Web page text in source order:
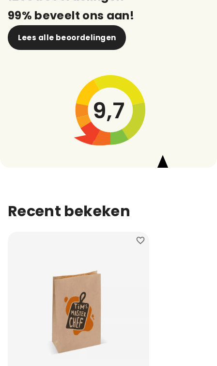
99% beveelt ons aan!
Lees alle beoordelingen
9,7
Recent bekeken